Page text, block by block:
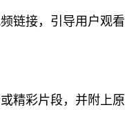
链接，引导用户观
精彩片段，并附上